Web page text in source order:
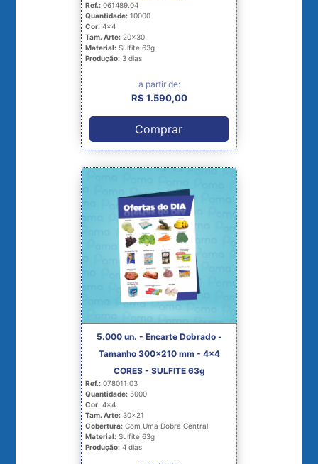
Ref.: 061489.04
Quantidade: 10000
Cor: 4x4
Tam. Arte: 20x30
Material: Sulfite 63g
Produção: 3 dias
a partir de:
R$ 1.590,00
Comprar
5.000 un. - Encarte Dobrado -
Tamanho 300x210 mm - 4x4
CORES - SULFITE 63g
Ref.: 078011.03
Quantidade: 5000
Cor: 4x4
Tam. Arte: 30x21
Cobertura: Com Uma Dobra Central
Material: Sulfite 63g
Produção: 4 dias